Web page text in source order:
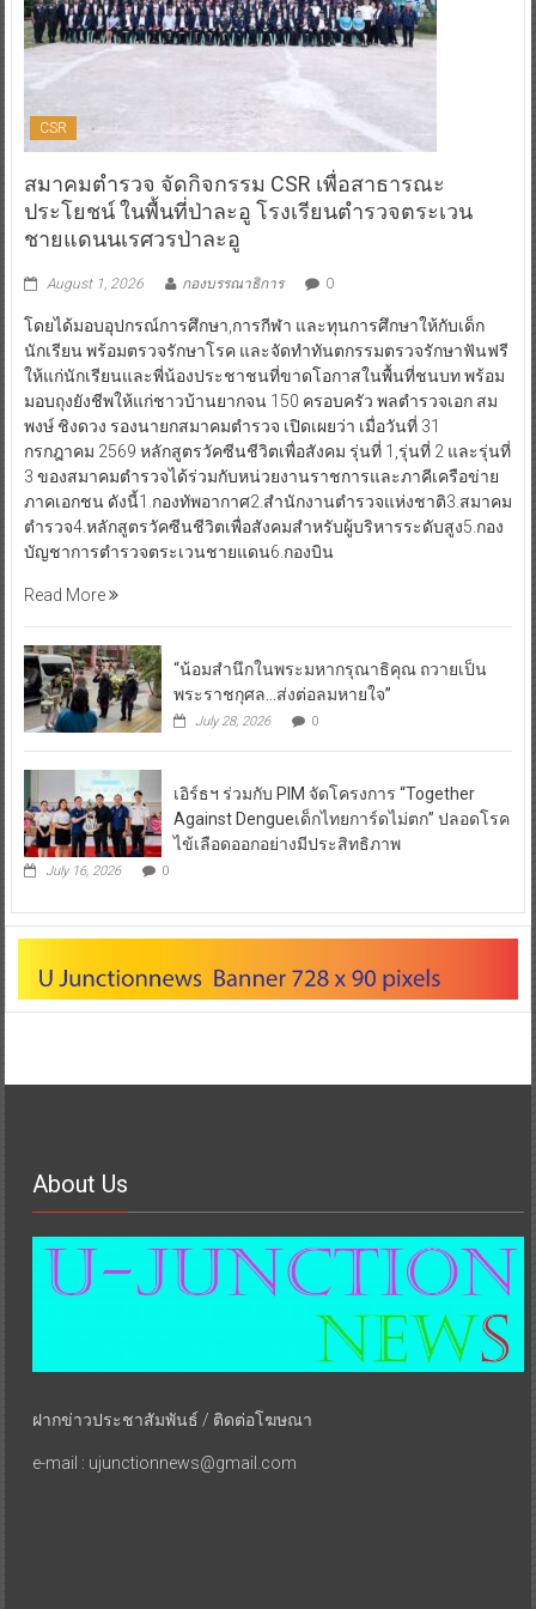
CSR
สมาคมตำรวจ จัดกิจกรรม CSR เพื่อสาธารณะ
ประโยชน์ ในพื้นที่ป่าละอู โรงเรียนตำรวจตระเวน
ชายแดนนเรศวรป่าละอู
August 1, 2026 กองบรรณาธิการ 0
โดยได้มอบอุปกรณ์การศึกษา,การกีฬา และทุนการศึกษาให้กับเด็ก
นักเรียน พร้อมตรวจรักษาโรค และจัดทำทันตกรรมตรวจรักษาฟันฟรี
ให้แก่นักเรียนและพี่น้องประชาชนที่ขาดโอกาสในพื้นที่ชนบท พร้อม
มอบถุงยังชีพให้แก่ชาวบ้านยากจน 150 ครอบครัว พลตำรวจเอก สม
พงษ์ ชิงดวง รองนายกสมาคมตำรวจ เปิดเผยว่า เมื่อวันที่ 31
กรกฎาคม 2569 หลักสูตรวัคซีนชีวิตเพื่อสังคม รุ่นที่ 1,รุ่นที่ 2 และรุ่นที่
3 ของสมาคมตำรวจได้ร่วมกับหน่วยงานราชการและภาคีเครือข่าย
ภาคเอกชน ดังนี้1.กองทัพอากาศ2.สำนักงานตำรวจแห่งชาติ3.สมาคม
ตำรวจ4.หลักสูตรวัคซีนชีวิตเพื่อสังคมสำหรับผู้บริหารระดับสูง5.กอง
บัญชาการตำรวจตระเวนชายแดน6.กองบิน
Read More
“น้อมสำนึกในพระมหากรุณาธิคุณ ถวายเป็น
พระราชกุศล…ส่งต่อลมหายใจ”
July 28, 2026 0
เอิร์ธฯ ร่วมกับ PIM จัดโครงการ “Together
Against Dengueเด็กไทยการ์ดไม่ตก” ปลอดโรค
ไข้เลือดออกอย่างมีประสิทธิภาพ
July 16, 2026 0
About Us
ฝากข่าวประชาสัมพันธ์ / ติดต่อโฆษณา
e-mail : ujunctionnews@gmail.com